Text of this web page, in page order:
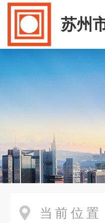
苏州
当前位置